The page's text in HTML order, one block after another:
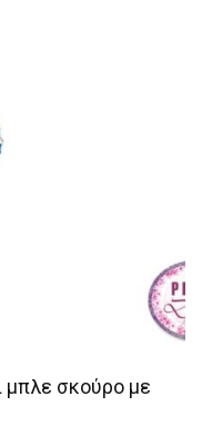
μπλε σκούρο με